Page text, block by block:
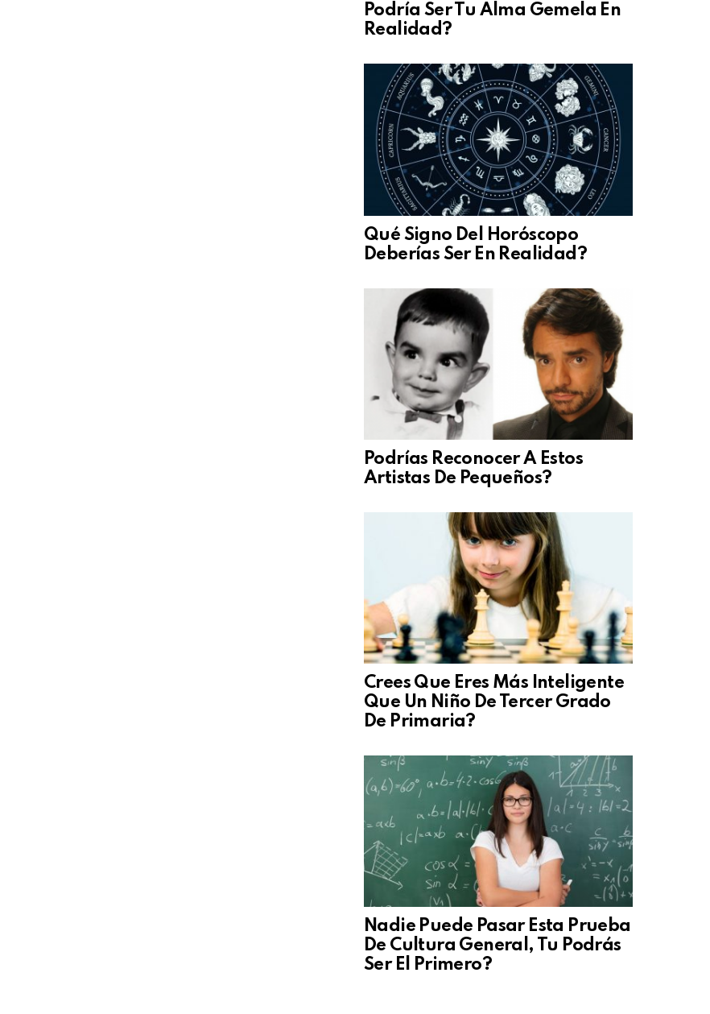
Podría Ser Tu Alma Gemela En
Realidad?
Qué Signo Del Horóscopo
Deberías Ser En Realidad?
Podrías Reconocer A Estos
Artistas De Pequeños?
Crees Que Eres Más Inteligente
Que Un Niño De Tercer Grado
De Primaria?
Nadie Puede Pasar Esta Prueba
De Cultura General, Tu Podrás
Ser El Primero?